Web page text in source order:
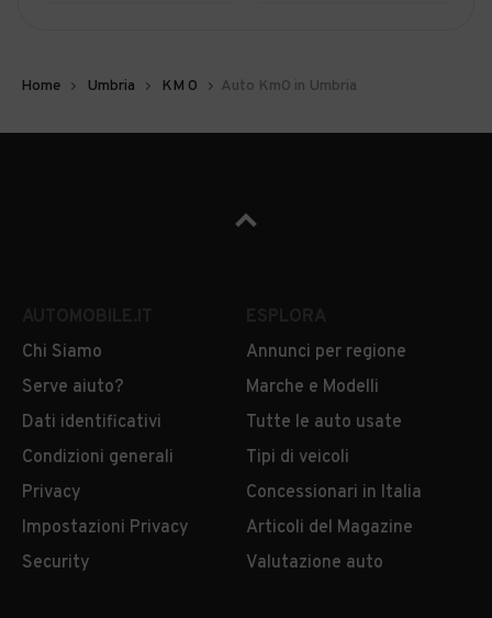
Home Umbria KM 0 Auto Km0 in Umbria
Chi Siamo
Serve aiuto?
Dati identificativi
Condizioni generali
Privacy
Impostazioni Privacy
Security
Annunci per regione
Marche e Modelli
Tutte le auto usate
Tipi di veicoli
Concessionari in Italia
Articoli del Magazine
Valutazione auto